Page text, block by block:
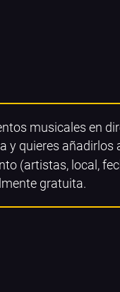
musicales en
y quieres añadirlos
(artistas, local,
gratuita.